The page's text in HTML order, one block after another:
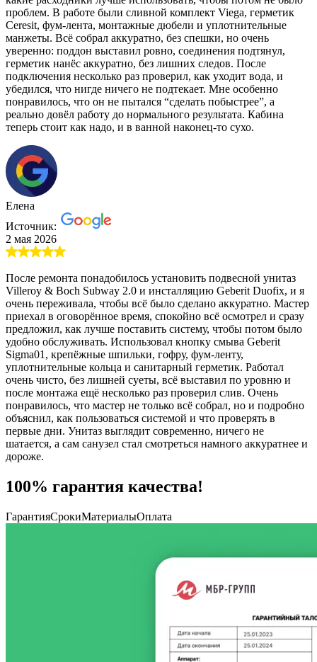
проблем. В работе были сливной комплект Viega, герметик
Ceresit, фум-лента, монтажные дюбели и уплотнительные
манжеты. Всё собрал аккуратно, без спешки, но очень
уверенно: поддон выставил ровно, соединения подтянул,
герметик нанёс аккуратно, без лишних следов. После
подключения несколько раз проверил, как уходит вода, и
убедился, что нигде ничего не подтекает. Мне особенно
понравилось, что он не пытался “сделать побыстрее”, а
реально довёл работу до нормального результата. Кабина
теперь стоит как надо, и в ванной наконец-то сухо.
Елена
Источник:
2 мая 2026
После ремонта понадобилось установить подвесной унитаз
Villeroy & Boch Subway 2.0 и инсталляцию Geberit Duofix, и я
очень переживала, чтобы всё было сделано аккуратно. Мастер
приехал в оговорённое время, спокойно всё осмотрел и сразу
предложил, как лучше поставить систему, чтобы потом было
удобно обслуживать. Использовал кнопку смыва Geberit
Sigma01, крепёжные шпильки, гофру, фум-ленту,
уплотнительные кольца и санитарный герметик. Работал
очень чисто, без лишней суеты, всё выставил по уровню и
после монтажа ещё несколько раз проверил слив. Очень
понравилось, что мастер не только всё собрал, но и подробно
объяснил, как пользоваться системой и что проверять в
первые дни. Унитаз выглядит современно, ничего не
шатается, а сам санузел стал смотреться намного аккуратнее и
дороже.
100% гарантия качества!
ГарантияСрокиМатериалыОплата